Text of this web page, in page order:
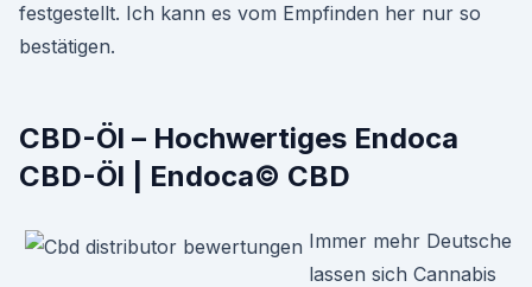
festgestellt. Ich kann es vom Empfinden her nur so
bestätigen.
CBD-Öl – Hochwertiges Endoca
CBD-Öl | Endoca© CBD
Immer mehr Deutsche
lassen sich Cannabis